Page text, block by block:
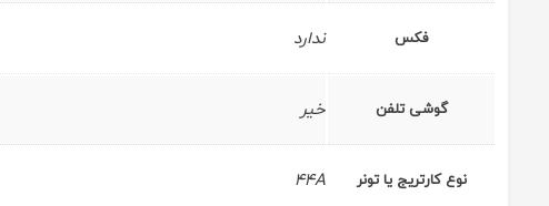
فکس ندارد
گوشی تلفن خیر
نوع کارتریج یا تونر 44A